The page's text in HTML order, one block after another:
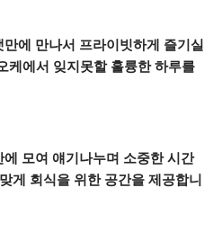
에 만나서 프라이빗하게 즐기실
케에서 잊지못할 훌륭한 하루를
모여 얘기나누며 소중한 시간
게 회식을 위한 공간을 제공합니